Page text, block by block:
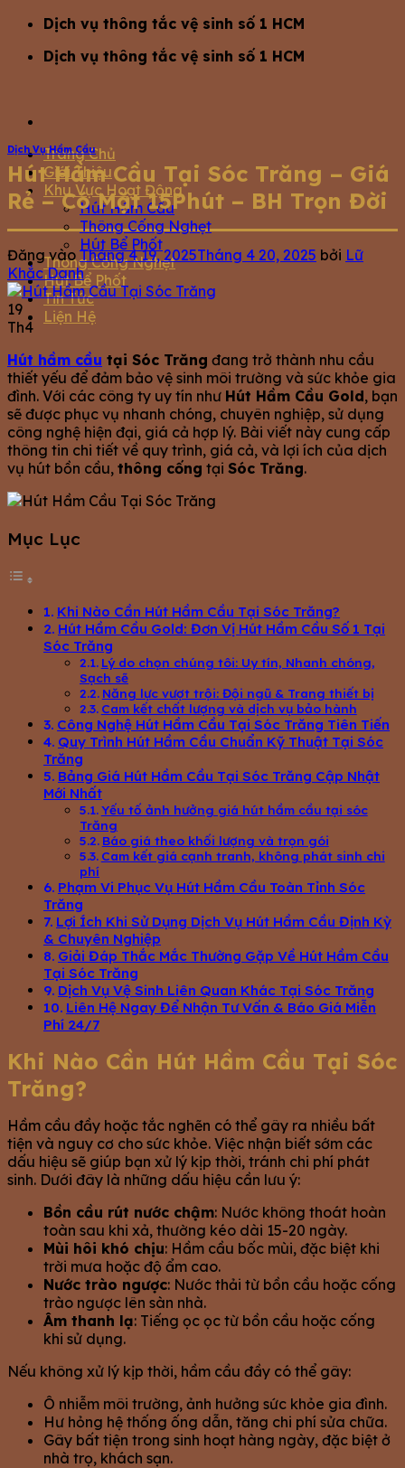
Dịch vụ thông tắc vệ sinh số 1 HCM
Dịch vụ thông tắc vệ sinh số 1 HCM
Trang Chủ
Giới Thiệu
Khu Vực Hoạt Động
Hút Hầm Cầu
Thông Cống Nghẹt
Hút Bể Phốt
Thông Cống Nghẹt
Hút Bể Phốt
Tin Tức
Liện Hệ
Dịch Vụ Hầm Cầu
Hút Hầm Cầu Tại Sóc Trăng – Giá
Rẻ – Có Mặt 15Phút – BH Trọn Đời
Đăng vào Tháng 4 19, 2025Tháng 4 20, 2025 bởi Lữ
Khắc Danh
19
Th4
Hút hầm cầu tại Sóc Trăng đang trở thành nhu cầu
thiết yếu để đảm bảo vệ sinh môi trường và sức khỏe gia
đình. Với các công ty uy tín như Hút Hầm Cầu Gold, bạn
sẽ được phục vụ nhanh chóng, chuyên nghiệp, sử dụng
công nghệ hiện đại, giá cả hợp lý. Bài viết này cung cấp
thông tin chi tiết về quy trình, giá cả, và lợi ích của dịch
vụ hút bồn cầu, thông cống tại Sóc Trăng.
Mục Lục
Khi Nào Cần Hút Hầm Cầu Tại Sóc Trăng?
Hút Hầm Cầu Gold: Đơn Vị Hút Hầm Cầu Số 1 Tại
Sóc Trăng
Lý do chọn chúng tôi: Uy tín, Nhanh chóng,
Sạch sẽ
Năng lực vượt trội: Đội ngũ & Trang thiết bị
Cam kết chất lượng và dịch vụ bảo hành
Công Nghệ Hút Hầm Cầu Tại Sóc Trăng Tiên Tiến
Quy Trình Hút Hầm Cầu Chuẩn Kỹ Thuật Tại Sóc
Trăng
Bảng Giá Hút Hầm Cầu Tại Sóc Trăng Cập Nhật
Mới Nhất
Yếu tố ảnh hưởng giá hút hầm cầu tại sóc
Trăng
Báo giá theo khối lượng và trọn gói
Cam kết giá cạnh tranh, không phát sinh chi
phí
Phạm Vi Phục Vụ Hút Hầm Cầu Toàn Tỉnh Sóc
Trăng
Lợi Ích Khi Sử Dụng Dịch Vụ Hút Hầm Cầu Định Kỳ
& Chuyên Nghiệp
Giải Đáp Thắc Mắc Thường Gặp Về Hút Hầm Cầu
Tại Sóc Trăng
Dịch Vụ Vệ Sinh Liên Quan Khác Tại Sóc Trăng
Liên Hệ Ngay Để Nhận Tư Vấn & Báo Giá Miễn
Phí 24/7
Khi Nào Cần Hút Hầm Cầu Tại Sóc
Trăng?
Hầm cầu đầy hoặc tắc nghẽn có thể gây ra nhiều bất
tiện và nguy cơ cho sức khỏe. Việc nhận biết sớm các
dấu hiệu sẽ giúp bạn xử lý kịp thời, tránh chi phí phát
sinh. Dưới đây là những dấu hiệu cần lưu ý:
Bồn cầu rút nước chậm: Nước không thoát hoàn
toàn sau khi xả, thường kéo dài 15-20 ngày.
Mùi hôi khó chịu: Hầm cầu bốc mùi, đặc biệt khi
trời mưa hoặc độ ẩm cao.
Nước trào ngược: Nước thải từ bồn cầu hoặc cống
trào ngược lên sàn nhà.
Âm thanh lạ: Tiếng ọc ọc từ bồn cầu hoặc cống
khi sử dụng.
Nếu không xử lý kịp thời, hầm cầu đầy có thể gây:
Ô nhiễm môi trường, ảnh hưởng sức khỏe gia đình.
Hư hỏng hệ thống ống dẫn, tăng chi phí sửa chữa.
Gây bất tiện trong sinh hoạt hàng ngày, đặc biệt ở
nhà trọ, khách sạn.